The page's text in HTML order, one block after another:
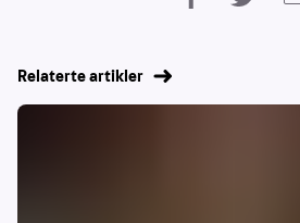
Relaterte artikler